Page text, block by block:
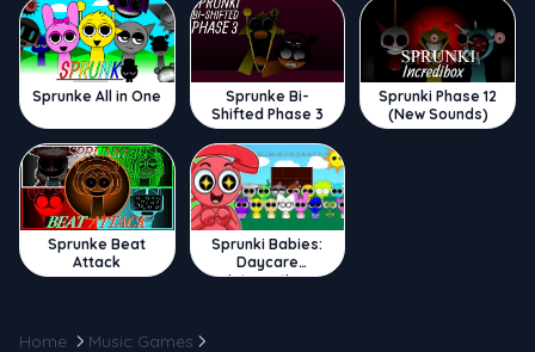
Sprunke All in One
Sprunke Bi-
Shifted Phase 3
Sprunki Phase 12
(New Sounds)
Sprunke Beat
Attack
Sprunki Babies:
Daycare
Interactive
Home Music Games